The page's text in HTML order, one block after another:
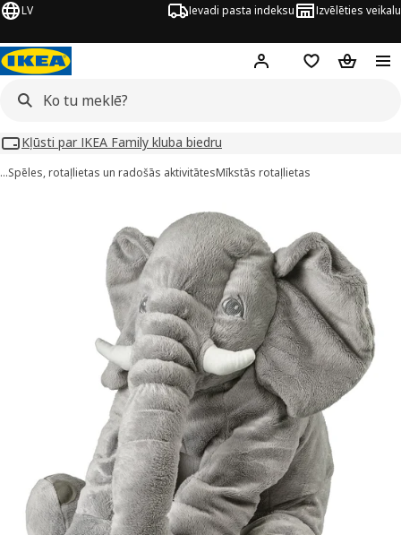
LV Ievadi pasta indeksu Izvēlēties veikalu
Hej! Pierakstīties
PirkumuPirkumu
Kļūsti par IKEA Family kluba biedru
…Spēles, rotaļlietas un radošās aktivitātesMīkstās rotaļlietas